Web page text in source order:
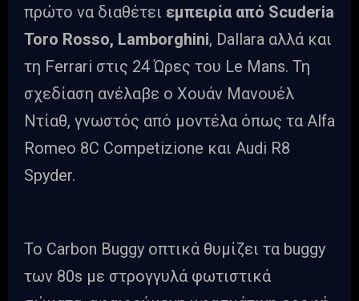
πρώτο να διαθέτει εμπειρία από Scuderia
Toro Rosso, Lamborghini, Dallara αλλά και
τη Ferrari στις 24 Ώρες του Le Mans. Τη
σχεδίαση ανέλαβε ο Χουάν Μανουέλ
Ντίαθ, γνωστός από μοντέλα όπως τα Alfa
Romeo 8C Competizione και Audi R8
Spyder.
Το Carbon Buggy οπτικά θυμίζει τα buggy
των 80s με στρογγυλά φωτιστικά